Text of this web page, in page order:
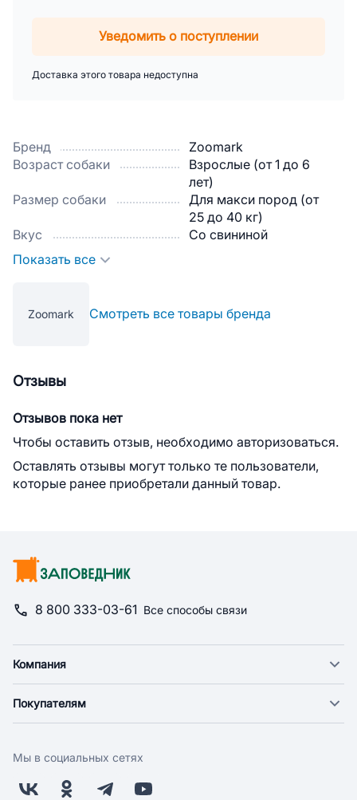
Бренд
Zoomark
Возраст собаки
Взрослые (от 1 до 6
лет)
Размер собаки
Для макси пород (от
25 до 40 кг)
Вкус
Со свининой
Показать все
Zoomark Смотреть все товары бренда
Уведомить о поступлении
Доставка этого товара недоступна
Отзывы
Отзывов пока нет
Чтобы оставить отзыв, необходимо авторизоваться.
Оставлять отзывы могут только те пользователи,
которые ранее приобретали данный товар.
8 800 333-03-61 Все способы связи
Компания
Новости
Поставщикам
Заводчикам
Покупателям
Оплата
Бонусная программа
Мы в социальных сетях